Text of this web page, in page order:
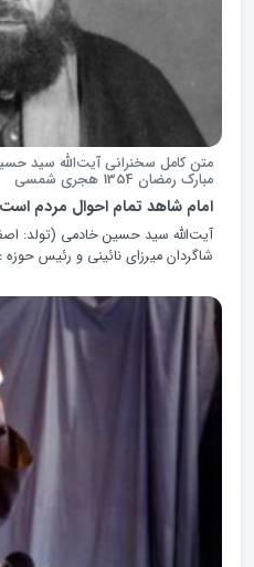
متن کامل سخنرانی آیت‌الله سید
مبارک رمضان 1354 هجری شمسی
امام شاهد تمام احوال مردم است
شاگردان میرزای نائینی و رئیس حوزه